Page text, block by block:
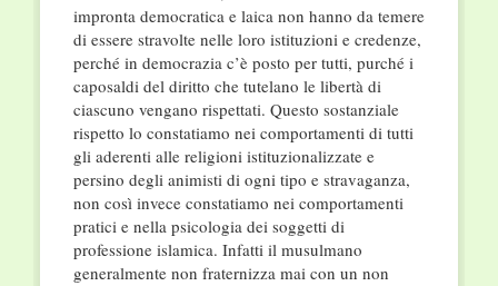
impronta democratica e laica non hanno da temere
di essere stravolte nelle loro istituzioni e credenze,
perché in democrazia c’è posto per tutti, purché i
caposaldi del diritto che tutelano le libertà di
ciascuno vengano rispettati. Questo sostanziale
rispetto lo constatiamo nei comportamenti di tutti
gli aderenti alle religioni istituzionalizzate e
persino degli animisti di ogni tipo e stravaganza,
non così invece constatiamo nei comportamenti
pratici e nella psicologia dei soggetti di
professione islamica. Infatti il musulmano
generalmente non fraternizza mai con un non